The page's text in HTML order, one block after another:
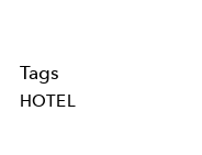
Tags
HOTEL